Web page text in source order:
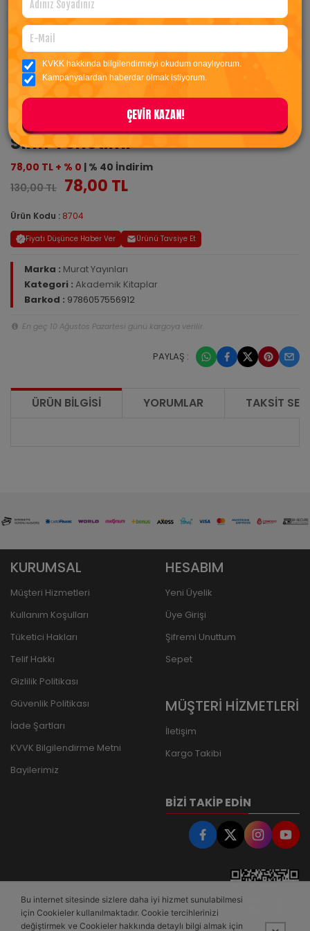
Sınıf Yönetimi
78,00 TL + % 0 | % 40 İndirim
130,00 TL 78,00 TL
Ürün Kodu : 8704
Fiyatı Düşünce Haber Ver Ürünü Tavsiye Et
Marka : Murat Yayınları
Kategori : Akademik Kitaplar
Barkod : 9786057556912
En geç 10 Ağustos Pazartesi günü kargoya verilir.
PAYLAŞ :
ÜRÜN BILGISI YORUMLAR TAKSIT
KVKK hakkında bilgilendirmeyi okudum onaylıyorum.
Kampanyalardan haberdar olmak istiyorum.
ÇEVİR KAZAN!
KURUMSAL
Müşteri Hizmetleri
Kullanım Koşulları
Tüketici Hakları
Telif Hakkı
Gizlilik Politikası
Güvenlik Politikası
İade Şartları
KVVK Bilgilendirme Metni
Bayilerimiz
HESABIM
Yeni Üyelik
Üye Girişi
Şifremi Unuttum
Sepet
MÜŞTERİ HİZMETLERİ
İletişim
Kargo Takibi
BIZI TAKIP EDIN
Bu internet sitesinde sizlere daha iyi hizmet sunulabilmesi
için Cookieler kullanılmaktadır. Cookie tercihlerinizi
değiştirmek ve Cookieler hakkında detaylı bilgi almak için